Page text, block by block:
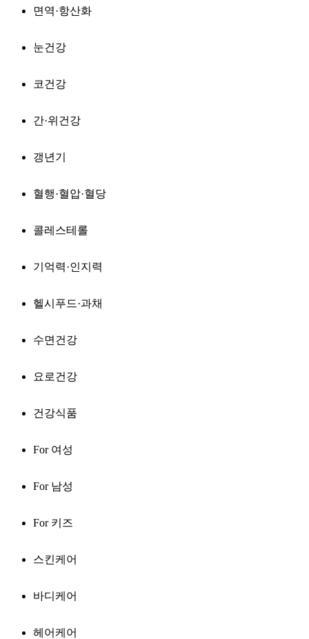
면역·항산화
눈건강
코건강
간·위건강
갱년기
혈행·혈압·혈당
콜레스테롤
기억력·인지력
헬시푸드·과채
수면건강
요로건강
건강식품
For 여성
For 남성
For 키즈
스킨케어
바디케어
헤어케어